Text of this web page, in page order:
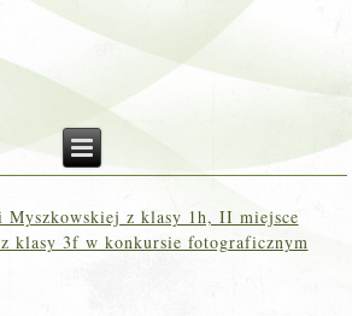
Myszkowskiej z klasy 1h, II miejsce
klasy 3f w konkursie fotograficznym